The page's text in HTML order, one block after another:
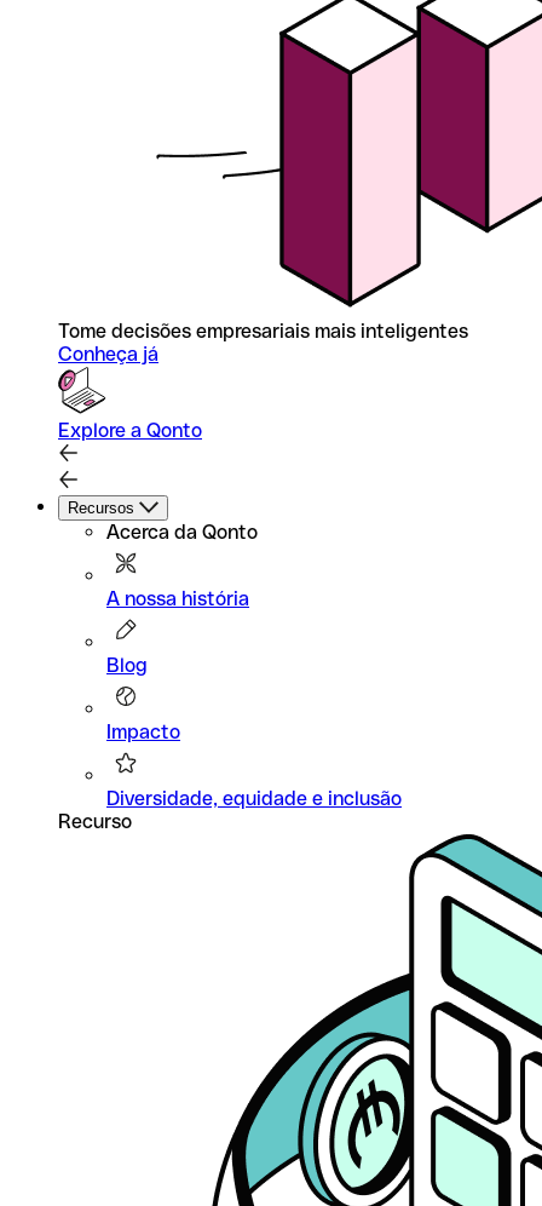
Tome decisões empresariais mais inteligentes
Conheça já
Explore a Qonto
Recursos
Acerca da Qonto
A nossa história
Blog
Impacto
Diversidade, equidade e inclusão
Recurso